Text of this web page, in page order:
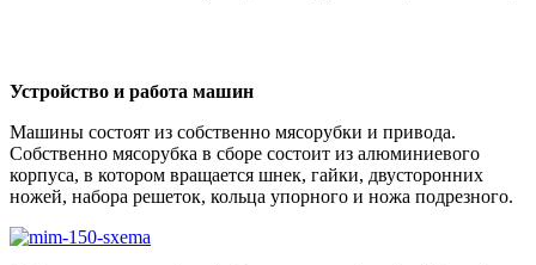
Устройство и работа машин
Машины состоят из собственно мясорубки и привода.
Собственно мясорубка в сборе состоит из алюминиевого
корпуса, в котором вращается шнек, гайки, двусторонних
ножей, набора решеток, кольца упорного и ножа подрезного.